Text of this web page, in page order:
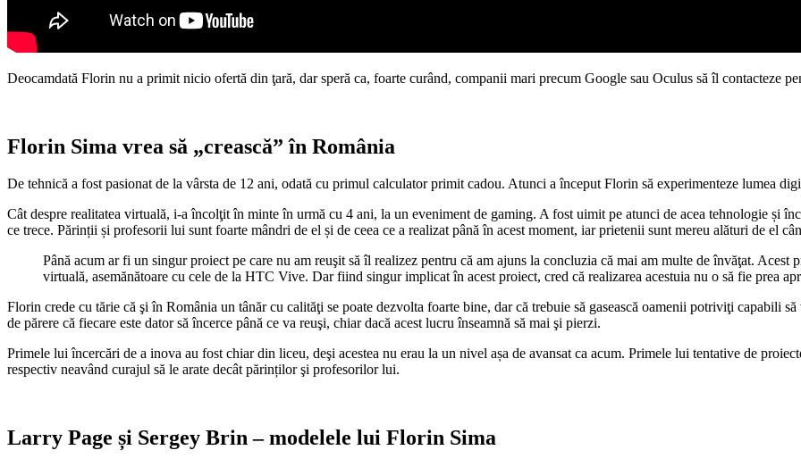
Deocamdată Florin nu a primit nicio ofertă din ţară, dar speră ca, foarte curând, companii mari precum Google sau Oculus să îl contacteze
Florin Sima vrea să „crească” în România
De tehnică a fost pasionat de la vârsta de 12 ani, odată cu primul calculator primit cadou. Atunci a început Florin să experimenteze lumea
Cât despre realitatea virtuală, i-a încolţit în minte în urmă cu 4 ani, la un eveniment de gaming. A fost uimit pe atunci de acea tehnologie și
ce trece. Părinții și profesorii lui sunt foarte mândri de el și de ceea ce a realizat până în acest moment, iar prietenii sunt mereu alături de el
Până acum ar fi un singur proiect pe care nu am reuşit să îl realizez pentru că am ajuns la concluzia că mai am multe de învăţat.
virtuală, asemănătoare cu cele de la HTC Vive. Dar fiind singur implicat în acest proiect, cred că realizarea acestuia nu o să fie prea
Florin crede cu tărie că şi în România un tânăr cu calităţi se poate dezvolta foarte bine, dar că trebuie să gasească oamenii potriviţi capabili
de părere că fiecare este dator să încerce până ce va reuşi, chiar dacă acest lucru înseamnă să mai şi pierzi.
Primele lui încercări de a inova au fost chiar din liceu, deşi acestea nu erau la un nivel așa de avansat ca acum. Primele lui tentative de
respectiv neavând curajul să le arate decât părinților şi profesorilor lui.
Larry Page și Sergey Brin – modelele lui Florin Sima